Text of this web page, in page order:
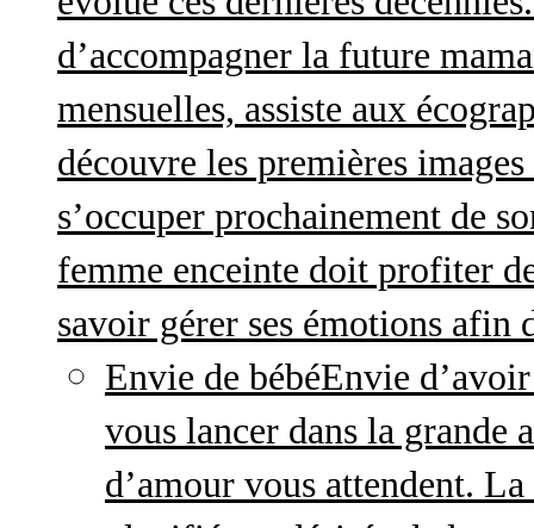
d’accompagner la future
mensuelles, assiste aux
découvre les premières
s’occuper prochainement de
femme enceinte doit profiter
savoir gérer ses émotions
Envie de bébéEnvie
vous lancer dans la grande
d’amour vous attendent.